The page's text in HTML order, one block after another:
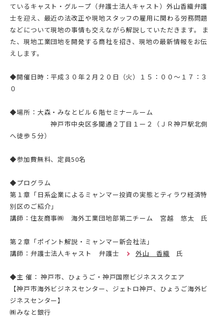
ているキャスト・グループ（弁護士法人キャスト）外山香織弁護
士を迎え、最近の法改正や現地スタッフの雇用に関わる労務問題
などについて現地の事情も交えながら解説していただきます。 ま
た、現地工業団地を開発する商社を招き、現地の最新情報をお伝
えします。
◆開催日時：平成３０年２月２０日（火）１５：００～１７：３
０
◆場所：大森・みなとビル６階セミナールーム
神戸市中央区多聞通２丁目１ー２（ＪＲ神戸駅北側
へ徒歩５分）
◆参加費無料、定員50名
◆プログラム
第１章「日系企業によるミャンマー投資の実態とティラワ経済特
別区のご紹介」
講師：住友商事㈱ 海外工業団地部第二チーム 宮越 悠太 氏
第２章「ポイント解説・ミャンマー新会社法」
講師：弁護士法人キャスト 弁護士
外山 香織 氏
◆主 催： 神戸市、ひょうご・神戸国際ビジネススクエア
【神戸市海外ビジネスセンター、ジェトロ神戸、ひょうご海外ビ
ジネスセンター】
㈱みなと銀行